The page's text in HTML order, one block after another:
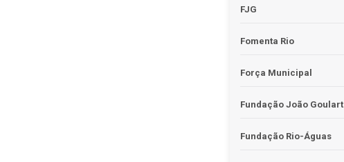
FJG
Fomenta Rio
Força Municipal
Fundação João Goulart
Fundação Rio-Águas